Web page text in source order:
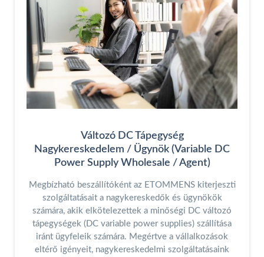
Változó DC Tápegység
Nagykereskedelem / Ügynök (Variable DC
Power Supply Wholesale / Agent)
Megbízható beszállítóként az ETOMMENS kiterjeszti
szolgáltatásait a nagykereskedők és ügynökök
számára, akik elkötelezettek a minőségi DC változó
tápegységek (DC variable power supplies) szállítása
iránt ügyfeleik számára. Megértve a vállalkozások
eltérő igényeit, nagykereskedelmi szolgáltatásaink